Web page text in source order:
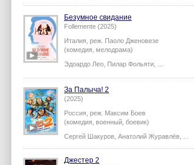
Безумное свидание
Follemente (2025)
Италия, реж. Паоло Дженовезе
(комедия, мелодрама)
Эдоардо Лео Пилар Фольяти
За Палыча! 2
(2025)
Россия, реж. Максим Боев
(комедия, военный, боевик)
Сергей Шакуров Анатолий Журавлёв
Джестер 2